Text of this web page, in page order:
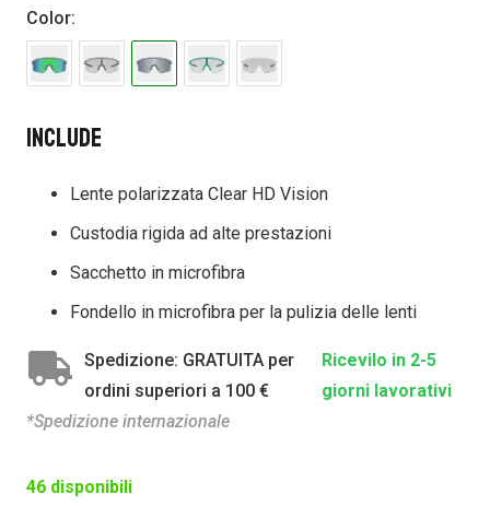
Color:
Include
Lente polarizzata Clear HD Vision
Custodia rigida ad alte prestazioni
Sacchetto in microfibra
Fondello in microfibra per la pulizia delle lenti
Spedizione: GRATUITA per
ordini superiori a 100 €
Ricevilo in 2-5
giorni lavorativi
*Spedizione internazionale
46 disponibili